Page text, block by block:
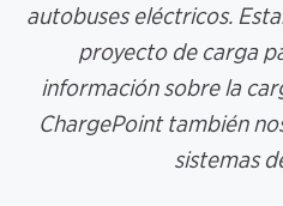
autobuses eléctricos.
proyecto de carga
información sobre la
ChargePoint también
sistemas